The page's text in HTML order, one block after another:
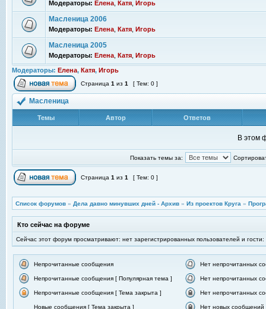
Модераторы: Елена Катя Игорь
Масленица 2006
Модераторы: Елена Катя Игорь
Масленица 2005
Модераторы: Елена Катя Игорь
Модераторы: Елена, Катя, Игорь
Страница 1 из 1 [ Тем: 0 ]
Масленица
Темы Автор Ответов
В этом
Показать темы за:
Страница 1 из 1 [ Тем: 0 ]
Список форумов » Дела давно минувших дней - Архив » Из проектов Круга »
Кто сейчас на форуме
Сейчас этот форум просматривают: нет зарегистрированных пользователей и гости:
Непрочитанные сообщения Нет непрочитанных
Непрочитанные сообщения [ Популярная тема ] Нет непрочитанных
Непрочитанные сообщения [ Тема закрыта ] Нет непрочитанных
Новые сообщения [ Тема закрыта ] Нет новых сообщений